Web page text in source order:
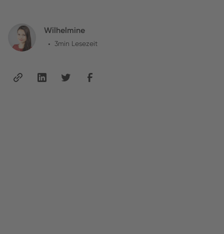
Wilhelmine
• 3min Lesezeit